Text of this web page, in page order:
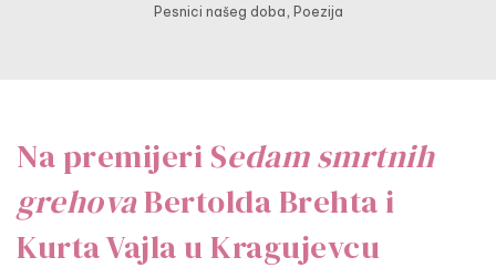
Pesnici našeg doba, Poezija
Na premijeri Sedam smrtnih
grehovaBertolda Brehta i
Kurta Vajla u Kragujevcu